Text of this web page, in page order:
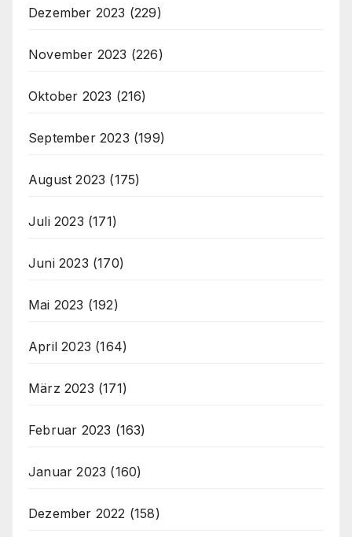
Dezember 2023 (229)
November 2023 (226)
Oktober 2023 (216)
September 2023 (199)
August 2023 (175)
Juli 2023 (171)
Juni 2023 (170)
Mai 2023 (192)
April 2023 (164)
März 2023 (171)
Februar 2023 (163)
Januar 2023 (160)
Dezember 2022 (158)